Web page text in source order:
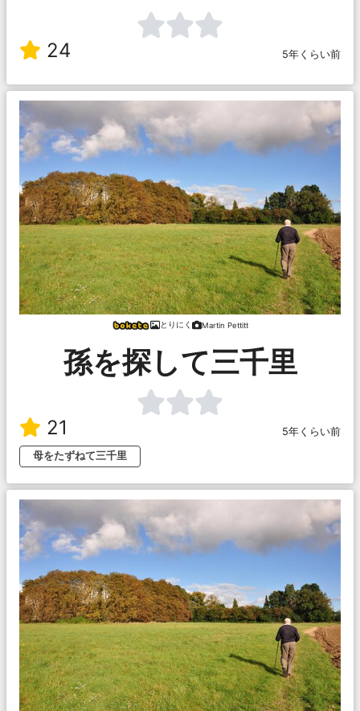
24 5年くらい前
とりにく Martin Pettitt
孫を探して三千里
21
5年くらい前
母をたずねて三千里